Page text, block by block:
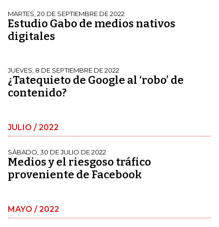
MARTES, 20 DE SEPTIEMBRE DE 2022
Estudio Gabo de medios nativos
digitales
JUEVES, 8 DE SEPTIEMBRE DE 2022
¿Tatequieto de Google al ‘robo’ de
contenido?
JULIO / 2022
SÁBADO, 30 DE JULIO DE 2022
Medios y el riesgoso tráfico
proveniente de Facebook
MAYO / 2022